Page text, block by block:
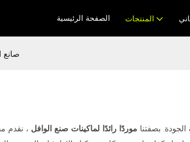
الصفحة الرئيسية المنتجات
صانع
بصفتنا موردًا رائدًا لماكينات صنع الوافل ، نقدم